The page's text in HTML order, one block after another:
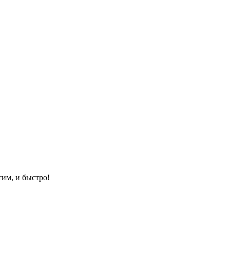
и быстро!